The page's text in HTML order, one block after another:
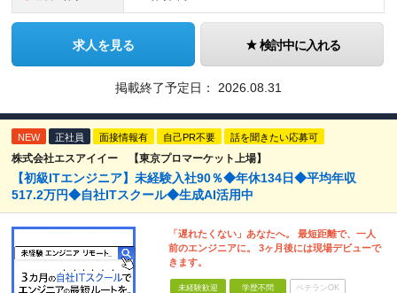
求人を見る 検討中に入れる
掲載終了予定日： 2026.08.31
NEW 正社員 面接情報有 自己PR不要 話を聞きたい応募可
株式会社エスアイイー 【東京プロマーケット上場】
【初級ITエンジニア】未経験入社90％◆年休134日◆平均年収
517.2万円◆自社ITスクール◆生成AI活用中
「遅れたくない」あなたへ。 最短距離で、一人
前のエンジニアに。 3ヶ月後には現場デビューで
きます。
未経験歓迎 学歴不問 ベテランOK